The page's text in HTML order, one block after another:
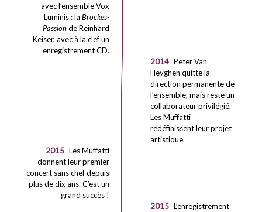
avec l’ensemble Vox
Luminis : laBrockes-
Passionde Reinhard
Keiser, avec à la clef un
enregistrement CD.
2014 Peter Van
Heyghen quitte la
direction permanente de
l’ensemble, mais reste un
collaborateur privilégié.
Les Muffatti
redéfinissent leur projet
artistique.
2015 Les Muffatti
donnent leur premier
concert sans chef depuis
plus de dix ans. C’est un
grand succès !
2015 L’enregistrement